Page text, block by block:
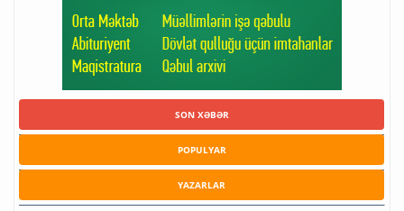
SON XƏBƏR
POPULYAR
YAZARLAR